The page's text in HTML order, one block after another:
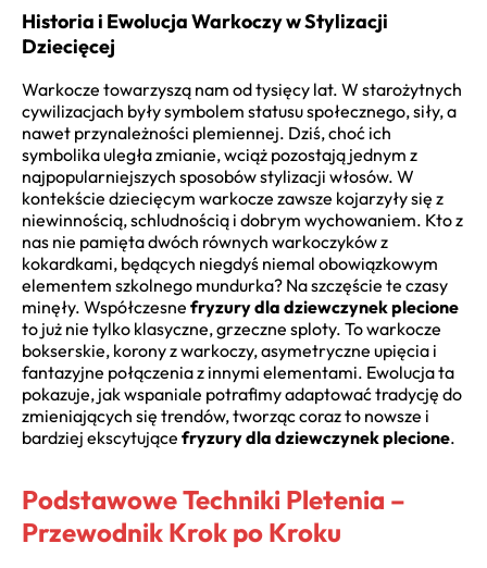
Historia i Ewolucja Warkoczy w Stylizacji
Dziecięcej
Warkocze towarzyszą nam od tysięcy lat. W starożytnych
cywilizacjach były symbolem statusu społecznego, siły, a
nawet przynależności plemiennej. Dziś, choć ich
symbolika uległa zmianie, wciąż pozostają jednym z
najpopularniejszych sposobów stylizacji włosów. W
kontekście dziecięcym warkocze zawsze kojarzyły się z
niewinnością, schludnością i dobrym wychowaniem. Kto z
nas nie pamięta dwóch równych warkoczyków z
kokardkami, będących niegdyś niemal obowiązkowym
elementem szkolnego mundurka? Na szczęście te czasy
minęły. Współczesne fryzury dla dziewczynek plecione
to już nie tylko klasyczne, grzeczne sploty. To warkocze
bokserskie, korony z warkoczy, asymetryczne upięcia i
fantazyjne połączenia z innymi elementami. Ewolucja ta
pokazuje, jak wspaniale potrafimy adaptować tradycję do
zmieniających się trendów, tworząc coraz to nowsze i
bardziej ekscytujące fryzury dla dziewczynek plecione.
Podstawowe Techniki Pletenia –
Przewodnik Krok po Kroku